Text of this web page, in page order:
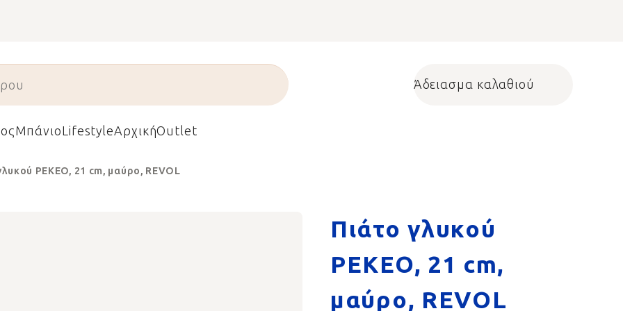
Shopping cart
Άδειασμα καλαθιού
ΜπάνιοLifestyleΑρχικήOutlet
PEKEO, 21 cm, μαύρο, REVOL
Πιάτο γλυκού
PEKEO, 21 cm,
μαύρο, REVOL